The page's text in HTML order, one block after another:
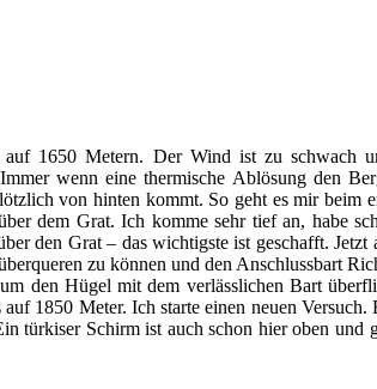
1650 Metern. Der Wind ist zu schwach
wenn eine thermische Ablösung den
von hinten kommt. So geht es mir beim
dem Grat. Ich komme sehr tief an, habe
den Grat – das wichtigste ist geschafft.
zu können und den Anschlussbart
den Hügel mit dem verlässlichen Bart
1850 Meter. Ich starte einen neuen
türkiser Schirm ist auch schon hier oben